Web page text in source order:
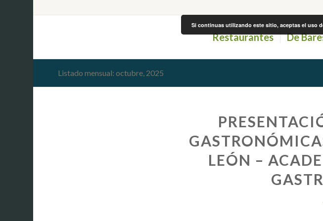
Restaurantes De
Listado mensual: octubre, 2025
LEÓN –
Si continuas utilizando este sitio, aceptas el uso